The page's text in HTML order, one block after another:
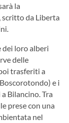
la
scritto da Liberta
dei loro alberi
delle
trasferiti a
e i
Bilancino.Tra
prese con una
nel